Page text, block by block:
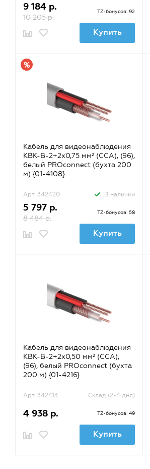
9 184 р.
10 205 р.
TZ-бонусов: 92
Купить
Кабель для видеонаблюдения
КВК-В-2+2х0,75 мм² (CCA), (96),
белый PROconnect (бухта 200
м) {01-4108}
Арт. 342420 В наличии
5 797 р.
8 484 р.
TZ-бонусов: 58
Купить
Кабель для видеонаблюдения
КВК-В-2+2х0,50 мм² (CCA),
(96), белый PROconnect (бухта
200 м) {01-4216}
Арт. 342413 Склад (2-4 дня)
4 938 р. TZ-бонусов: 49
Купить